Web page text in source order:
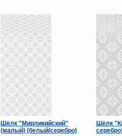
Шёлк "Мирликийский"
(малый) (белый/серебро)
Шёлк